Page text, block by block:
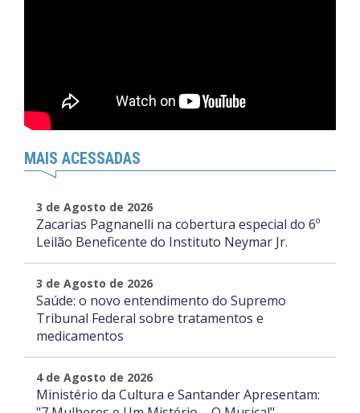
MAIS ACESSADAS
3 de Agosto de 2026
Zacarias Pagnanelli na cobertura especial do 6º
Leilão Beneficente do Instituto Neymar Jr.
3 de Agosto de 2026
Saúde: o novo entendimento do Supremo
Tribunal Federal sobre tratamentos e
medicamentos
4 de Agosto de 2026
Ministério da Cultura e Santander Apresentam: